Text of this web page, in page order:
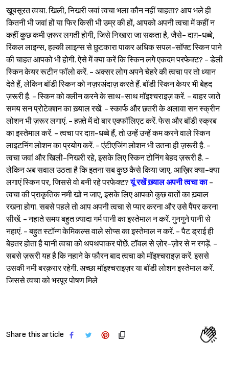
ख़ूबसूरत त्वचा. खिली, निखरी जवां त्वचा भला कौन नहीं चाहता? आप भले ही
कितनी भी जवां हों या फिर किसी भी उम्र की हों, आपको अपनी त्वचा में कहीं न
कहीं कुछ कमी ज़रूर लगती होगी, जिसे निखारा जा सकता है, जैसे- दाग़-धब्बे,
रिंकल लाइन्स, हल्की लाइन्स से छुटकारा पाकर अधिक सपल-सॉफ्ट स्किन पाने
की चाहत आपको भी होगी. ऐसे में क्या करें कि स्किन लगे एकदम परफेक्ट? - डेली
स्किन केयर रूटीन फॉलो करें. - अक्सर लोग अपने चेहरे की त्वचा पर तो ध्यान
देते हैं, लेकिन बॉडी स्किन को नज़रअंदाज़ करते हैं. बॉडी स्किन केयर भी बेहद
ज़रूरी है. - स्किन को क्लीन करने के साथ-साथ मॉइश्‍चराइज़ करें. - बाहर जाते
समय सन प्रोटेक्शन का ख़्याल रखें. - स्कार्फ और छतरी के अलावा सन स्क्रीन
लोशन भी ज़रूर लगाएं. - हफ़्ते में दो बार एक्फॉलिएट करें. फेस और बॉडी स्क्रब
का इस्तेमाल करें. - त्वचा पर दाग़-धब्बे हैं, तो उन्हें उन्हें कम करने वाले स्किन
लाइटनिंग लोशन का प्रयोग करें. - एंटीएजिंग लोशन भी उतना ही ज़रूरी है. -
त्वचा जवां और खिली-निखरी रहे, इसके लिए स्किन टोनिंग बेहद ज़रूरी है. -
लेकिन अब सवाल उठता है कि इतना सब कुछ कैसे किया जाए, आख़िर क्या-क्या
लगाएं स्किन पर, जिससे वो बनी रहे परफेक्ट?यूं रखें ख़्याल अपनी त्वचा का-
त्वचा की प्राकृतिक नमी खो न जाए, इसके लिए आपको कुछ बातों का ख़्याल
रखना होगा. सबसे पहले तो आप अपनी त्वचा से प्यार करना और उसे पैंपर करना
सीखें. - नहाते समय बहुत ज़्यादा गर्म पानी का इस्तेमाल न करें. गुनगुने पानी से
नहाएं. - बहुत स्टॉन्ग केमिकल्स वाले सोप्स का इस्तेमाल न करें. - पैट ड्राई ही
बेहतर होता है यानी त्वचा को थपथपाकर पोंछें. टॉवल से ज़ोर-ज़ोर से न रगड़ें. -
सबसे ज़रूरी यह है कि नहाने के फौरन बाद त्वचा को मॉइश्‍चराइज़ करें. इससे
उसकी नमी बरक़रार रहेगी. अच्छा मॉइश्‍चराइज़र या बॉडी लोशन इस्तेमाल करें.
जिससे त्वचा को भरपूर पोषण मिले
Share this article